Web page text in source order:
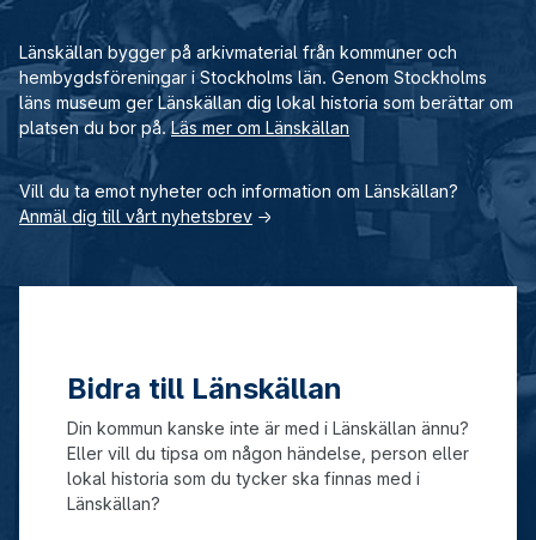
Länskällan bygger på arkivmaterial från kommuner och
hembygdsföreningar i Stockholms län. Genom Stockholms
läns museum ger Länskällan dig lokal historia som berättar om
platsen du bor på.Läs mer om Länskällan
Vill du ta emot nyheter och information om Länskällan?
Anmäl dig till vårt nyhetsbrev →
Bidra till Länskällan
Din kommun kanske inte är med i Länskällan ännu?
Eller vill du tipsa om någon händelse, person eller
lokal historia som du tycker ska finnas med i
Länskällan?